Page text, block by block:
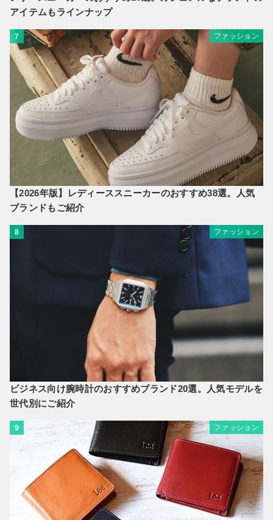
アイテムもラインナップ
7 ファッション
【2026年版】レディーススニーカーのおすすめ38選。人気
ブランドもご紹介
8 ファッション
ビジネス向け腕時計のおすすめブランド20選。人気モデルを
世代別にご紹介
9 ファッション